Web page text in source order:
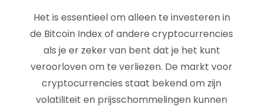
Het is essentieel om alleen te investeren in
de Bitcoin Index of andere cryptocurrencies
als je er zeker van bent dat je het kunt
veroorloven om te verliezen. De markt voor
cryptocurrencies staat bekend om zijn
volatiliteit en prijsschommelingen kunnen